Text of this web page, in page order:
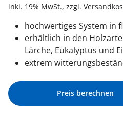
Kontakt / Hilfe
inkl. 19% MwSt., zzgl.
hochwertiges System in
erhältlich in den
Lärche, Eukalyptus und
extrem
Preis berechnen